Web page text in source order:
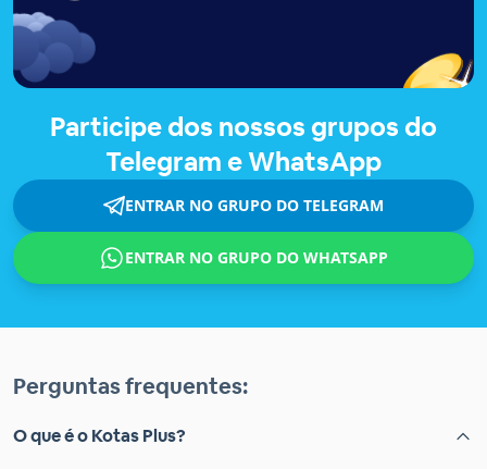
Participe dos nossos grupos do
Telegram e WhatsApp
ENTRAR NO GRUPO DO TELEGRAM
ENTRAR NO GRUPO DO WHATSAPP
Perguntas frequentes:
O que é o Kotas Plus?